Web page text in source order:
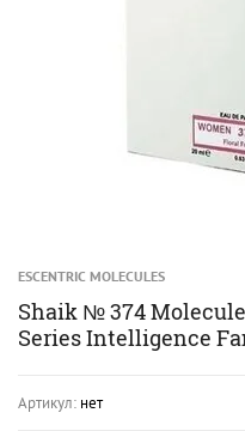
ESCENTRIC MOLECULES
Shaik № 374
Series Intelligence
Артикул: нет